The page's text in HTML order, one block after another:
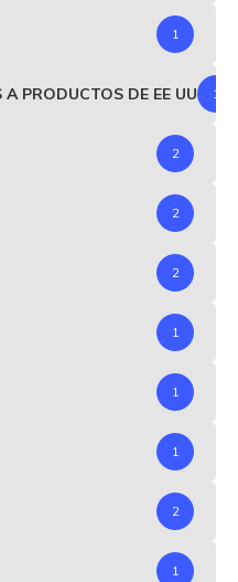
1
PRODUCTOS DE EE UU 1
2
2
2
1
1
1
2
1